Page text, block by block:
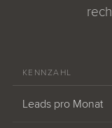
KENNZAHL
Leads pro Monat